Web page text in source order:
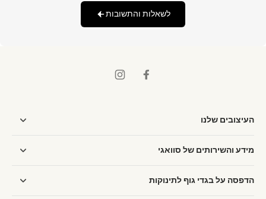
לשאלות והתשובות
העיצובים שלנו
מידע והשירותים של סוואגי
הדפסה על בגדי גוף לתינוקות